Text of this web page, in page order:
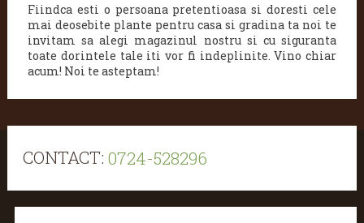
Fiindca esti o persoana pretentioasa si doresti cele
mai deosebite plante pentru casa si gradina ta noi te
invitam sa alegi magazinul nostru si cu siguranta
toate dorintele tale iti vor fi indeplinite. Vino chiar
acum! Noi te asteptam!
CONTACT: 0724-528296